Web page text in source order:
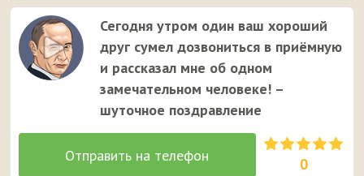
Сегодня утром один ваш хороший
друг сумел дозвониться в приёмную
и рассказал мне об одном
замечательном человеке! –
шуточное поздравление
0